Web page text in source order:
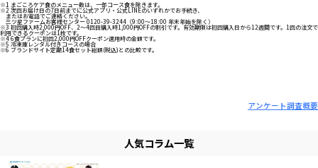
※1 まごころケア食のメニュー数は、一部コース食を除きます。
※2 次回お届け日の7日前までに公式アプリ・公式LINEのいずれかでお手続き、
またはお電話でご連絡ください。
三ツ星ファームお客様センター 0120-39-3244（9:00～18:00 年末年始を除く）
※3 初回購入時2,000円OFF、2～4回目購入時1,000円OFFの割引です。有効期限は初回購入日から12週間です。1回の注文で
利用できるクーポンは1枚です。
※4 6食プランに初回2,000円OFFクーポン適用時の金額です。
※5 冷凍庫レンタル付きコースの場合
※6 ブランドサイト定期14食セット総額(税込)との比較です。
アンケート調査概要
人気コラム一覧